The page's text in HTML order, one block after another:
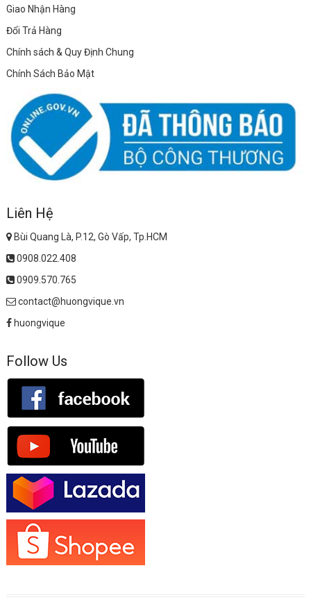
Giao Nhận Hàng
Đổi Trả Hàng
Chính sách & Quy Định Chung
Chính Sách Bảo Mật
Liên Hệ
Bùi Quang Là, P.12, Gò Vấp, Tp.HCM
0908.022.408
0909.570.765
contact@huongvique.vn
huongvique
Follow Us